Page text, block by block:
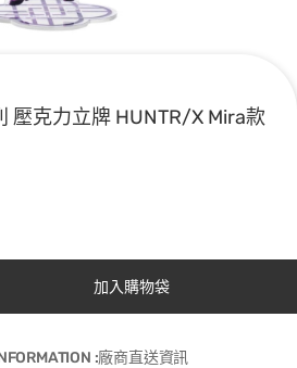
壓克力立牌 HUNTR/X Mira款
加入購物袋
:廠商直送資訊